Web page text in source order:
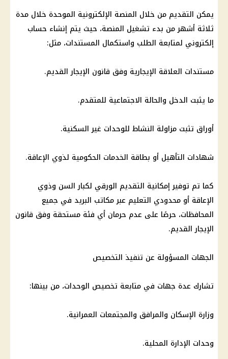
يمكن التقديم من خلال المنصة الإلكترونية الموحدة خلال مدة
ثلاثة أشهر من بدء تشغيل المنصة، حيث يتم إنشاء حساب
إلكتروني لمتابعة الطلب واستكمال المستندات، مثل:
مستندات العلاقة الإيجارية وفق قانون الإيجار القديم.
ما يثبت الدخل والحالة الاجتماعية للمتقدم.
أوراق تثبت مزاولة النشاط للوحدات غير السكنية.
شهادات التأهيل أو بطاقة الخدمات الحكومية لذوي الإعاقة.
كما تم توفير إمكانية التقديم الورقي لكبار السن وذوي
الإعاقة أو محدودي التعليم عبر مكاتب البريد في جميع
المحافظات، حرصًا على عدم حرمان أي فئة مستحقة وفق قانون
الإيجار القديم.
الجهات المسؤولة عن تنفيذ التخصيص
تشارك عدة جهات في متابعة تخصيص الوحدات، من بينها:
وزارة الإسكان والمرافق والمجتمعات العمرانية.
وحدات الإدارة المحلية.